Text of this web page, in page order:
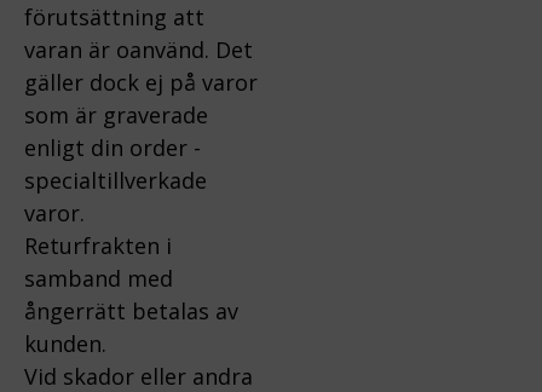
förutsättning att
varan är oanvänd. Det
gäller dock ej på varor
som är graverade
enligt din order -
specialtillverkade
varor.
Returfrakten i
samband med
ångerrätt betalas av
kunden.
Vid skador eller andra